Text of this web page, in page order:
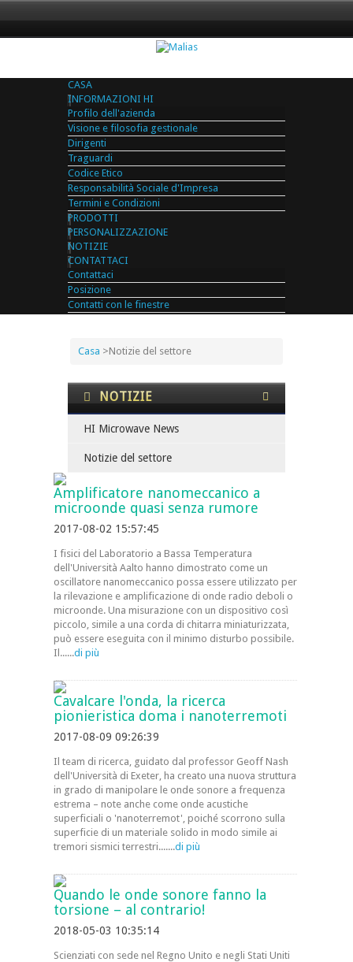
CASA
INFORMAZIONI HI
Profilo dell'azienda
Visione e filosofia gestionale
Dirigenti
Traguardi
Codice Etico
Responsabilità Sociale d'Impresa
Termini e Condizioni
PRODOTTI
PERSONALIZZAZIONE
NOTIZIE
CONTATTACI
Contattaci
Posizione
Contatti con le finestre
Casa >Notizie del settore
NOTIZIE
HI Microwave News
Notizie del settore
Amplificatore nanomeccanico a
microonde quasi senza rumore
2017-08-02 15:57:45
I fisici del Laboratorio a Bassa Temperatura
dell'Università Aalto hanno dimostrato come un
oscillatore nanomeccanico possa essere utilizzato per
la rilevazione e amplificazione di onde radio deboli o
microonde. Una misurazione con un dispositivo così
piccolo, simile a una corda di chitarra miniaturizzata,
può essere eseguita con il minimo disturbo possibile.
Il......di più
Cavalcare l'onda, la ricerca
pionieristica doma i nanoterremoti
2017-08-09 09:26:39
Il team di ricerca, guidato dal professor Geoff Nash
dell'Università di Exeter, ha creato una nuova struttura
in grado di manipolare le onde sonore a frequenza
estrema – note anche come onde acustiche
superficiali o 'nanoterremot', poiché scorrono sulla
superficie di un materiale solido in modo simile ai
tremori sismici terrestri.......di più
Quando le onde sonore fanno la
torsione – al contrario!
2018-05-03 10:35:14
Scienziati con sede nel Regno Unito e negli Stati Uniti